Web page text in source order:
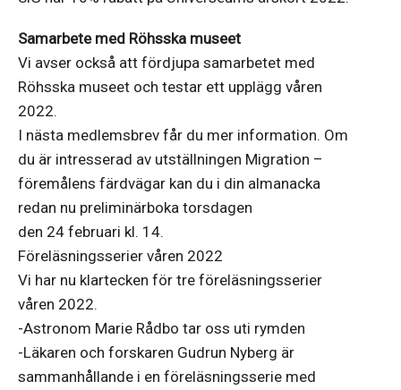
Samarbete med Röhsska museet
Vi avser också att fördjupa samarbetet med
Röhsska museet och testar ett upplägg våren
2022.
I nästa medlemsbrev får du mer information. Om
du är intresserad av utställningen Migration –
föremålens färdvägar kan du i din almanacka
redan nu preliminärboka torsdagen
den 24 februari kl. 14.
Föreläsningsserier våren 2022
Vi har nu klartecken för tre föreläsningsserier
våren 2022.
-Astronom Marie Rådbo tar oss uti rymden
-Läkaren och forskaren Gudrun Nyberg är
sammanhållande i en föreläsningsserie med